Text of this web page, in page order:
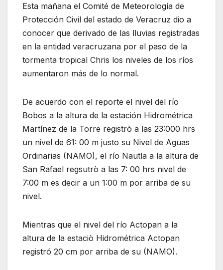
Esta mañana el Comité de Meteorología de
Protección Civil del estado de Veracruz dio a
conocer que derivado de las lluvias registradas
en la entidad veracruzana por el paso de la
tormenta tropical Chris los niveles de los ríos
aumentaron más de lo normal.
De acuerdo con el reporte el nivel del río
Bobos a la altura de la estación Hidrométrica
Martínez de la Torre registrò a las 23:000 hrs
un nivel de 61: 00 m justo su Nivel de Aguas
Ordinarias (NAMO), el río Nautla a la altura de
San Rafael regsutrò a las 7: 00 hrs nivel de
7:00 m es decir a un 1:00 m por arriba de su
nivel.
Mientras que el nivel del río Actopan a la
altura de la estaciò Hidrométrica Actopan
registró 20 cm por arriba de su (NAMO).